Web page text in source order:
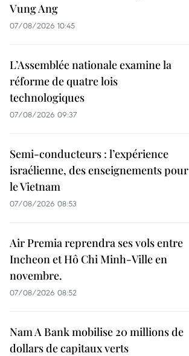
Vung Ang
07/08/2026 10:45
L’Assemblée nationale examine la
réforme de quatre lois
technologiques
07/08/2026 09:37
Semi-conducteurs : l’expérience
israélienne, des enseignements pour
le Vietnam
07/08/2026 08:53
Air Premia reprendra ses vols entre
Incheon et Hô Chi Minh-Ville en
novembre.
07/08/2026 08:52
Nam A Bank mobilise 20 millions de
dollars de capitaux verts